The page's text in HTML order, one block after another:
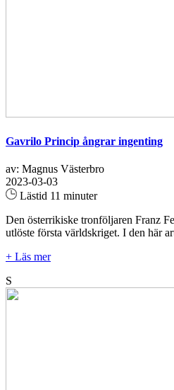
Gavrilo Princip ångrar ingenting
av: Magnus Västerbro
2023-03-03
Lästid 11 minuter
Den österrikiske tronföljaren Franz
utlöste första världskriget. I den här
+ Läs mer
S